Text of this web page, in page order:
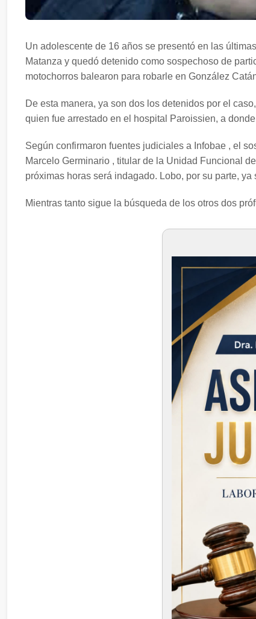
Un adolescente de 16 años se presentó en las
Matanza y quedó detenido como sospechoso de
motochorros balearon para robarle en González
De esta manera, ya son dos los detenidos por el
quien fue arrestado en el hospital Paroissien, a
Según confirmaron fuentes judiciales a Infobae , el
Marcelo Germinario , titular de la Unidad Funcional
próximas horas será indagado. Lobo, por su parte, ya
Mientras tanto sigue la búsqueda de los otros dos